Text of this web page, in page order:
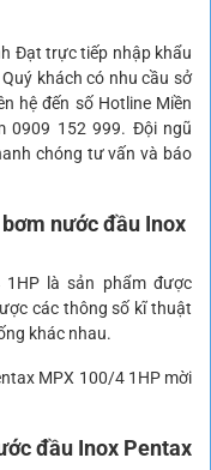
Đạt trực tiếp nhập khẩu
khách có nhu cầu sở
hệ đến số Hotline Miền
0909 152 999. Đội ngũ
chóng tư vấn và báo
nước đầu Inox
là sản phẩm được
các thông số kĩ thuật
khác nhau.
MPX 100/4 1HP mời
đầu Inox Pentax